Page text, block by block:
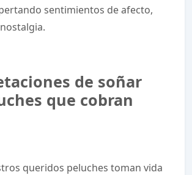
sentimientos de afecto,
de soñar
que cobran
queridos peluches toman vida